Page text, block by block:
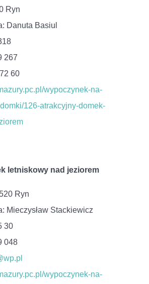
Ryn
Danuta Basiul
267
60
wypoczynek-na-
126-atrakcyjny-domek-
letniskowy nad jeziorem
Ryn
Mieczysław Stackiewicz
30
048
wypoczynek-na-